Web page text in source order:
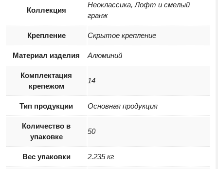
Коллекция
Неоклассика, Лофт и смелый
гранж
Крепление Скрытое крепление
Материал изделия Алюминий
Комплектация
крепежом
14
Тип продукции Основная продукция
Количество в
упаковке
50
Вес упаковки 2.235 кг